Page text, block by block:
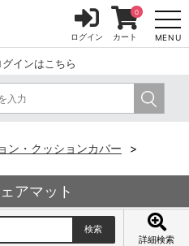
グインはこちら
MENU
ログイン カート
0
ン・クッションカバー
アマット
詳細検索